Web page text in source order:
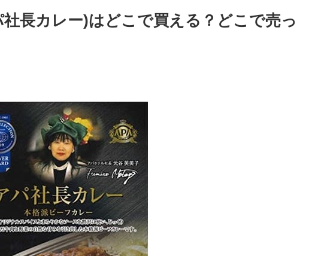
長カレー)はどこで買える？どこで売っ